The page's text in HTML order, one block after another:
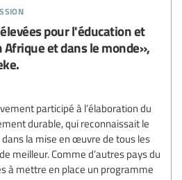
pour l'éducation et
et dans le monde»,
participé à l’élaboration du
durable, qui reconnaissait le
dans la mise en œuvre de tous les
meilleur. Comme d’autres pays du
à mettre en place un programme